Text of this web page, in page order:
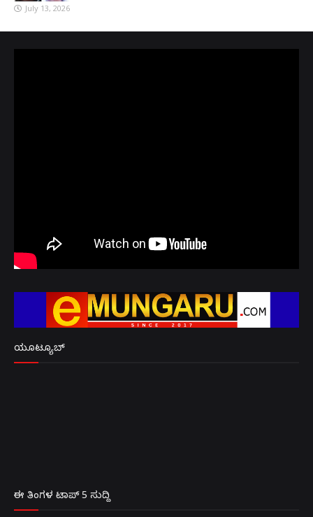
July 13, 2026
ಯೂಟ್ಯೂಬ್
ಈ ತಿಂಗಳ ಟಾಪ್ 5 ಸುದ್ದಿ